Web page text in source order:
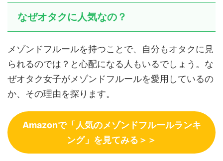
なぜオタクに人気なの？
メゾンドフルールを持つことで、自分もオタクに見
られるのでは？と心配になる人もいるでしょう。な
ぜオタク女子がメゾンドフルールを愛用しているの
か、その理由を探ります。
Amazonで「人気のメゾンドフルールランキ
ング」を見てみる＞＞